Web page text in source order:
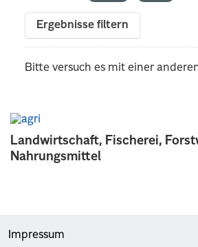
Landwirtschaft, Fischerei,
Nahrungsmittel
Ergebnisse filtern
Bitte versuch es mit einer
Impressum